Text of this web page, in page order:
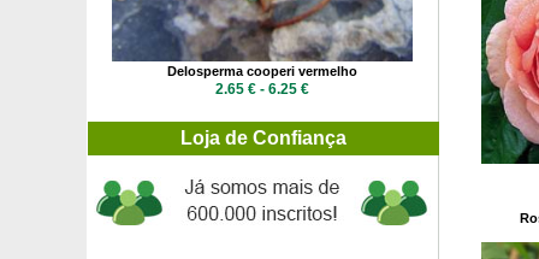
Delosperma cooperi vermelho
2.65 € - 6.25 €
Loja de Confiança